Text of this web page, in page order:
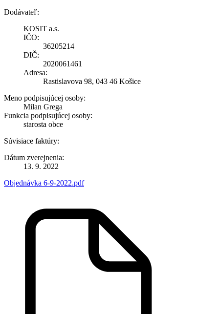
Dodávateľ:
KOSIT a.s.
IČO:
36205214
DIČ:
2020061461
Adresa:
Rastislavova 98, 043 46 Košice
Meno podpisujúcej osoby:
Milan Grega
Funkcia podpisujúcej osoby:
starosta obce
Súvisiace faktúry:
Dátum zverejnenia:
13. 9. 2022
Objednávka 6-9-2022.pdf